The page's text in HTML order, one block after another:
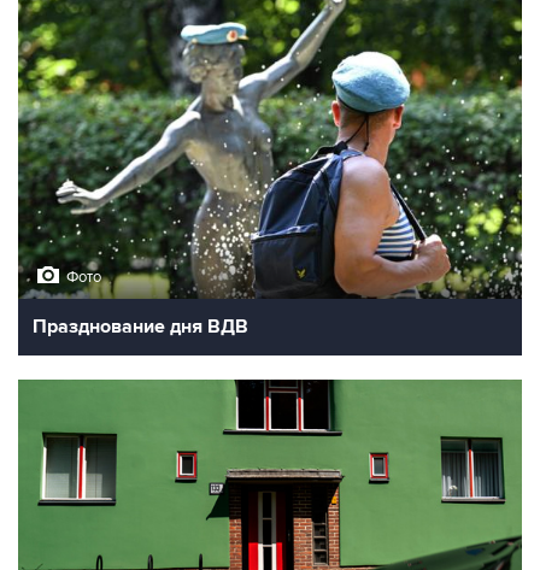
Фото
Празднование дня ВДВ